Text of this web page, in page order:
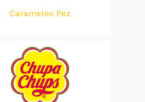
Caramelos Pez